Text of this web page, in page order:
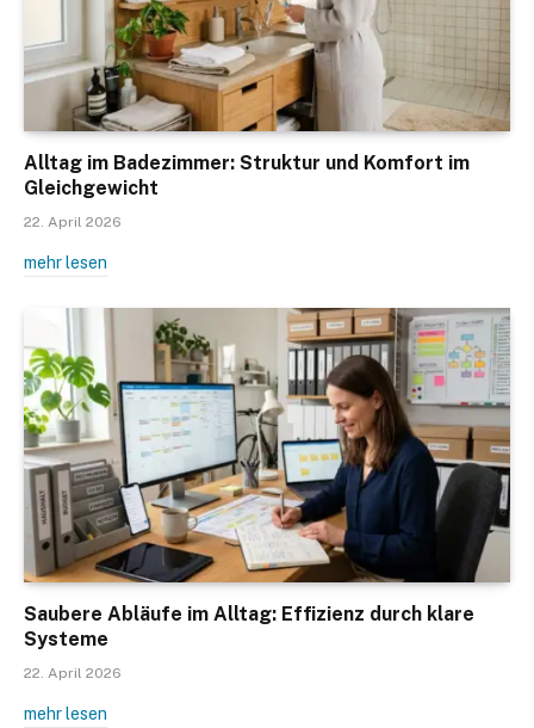
Alltag im Badezimmer: Struktur und Komfort im
Gleichgewicht
22. April 2026
mehr lesen
Saubere Abläufe im Alltag: Effizienz durch klare
Systeme
22. April 2026
mehr lesen